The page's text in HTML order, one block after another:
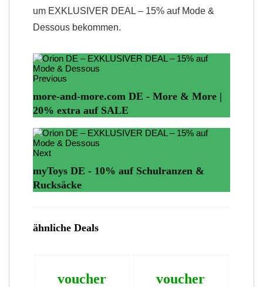
um EXKLUSIVER DEAL – 15% auf Mode &
Dessous bekommen.
Previous
more-and-more.com DE - More & More |
20% extra auf SALE
Next
myToys DE - 10% auf Schulranzen &
Rucksäcke
ähnliche Deals
voucher voucher